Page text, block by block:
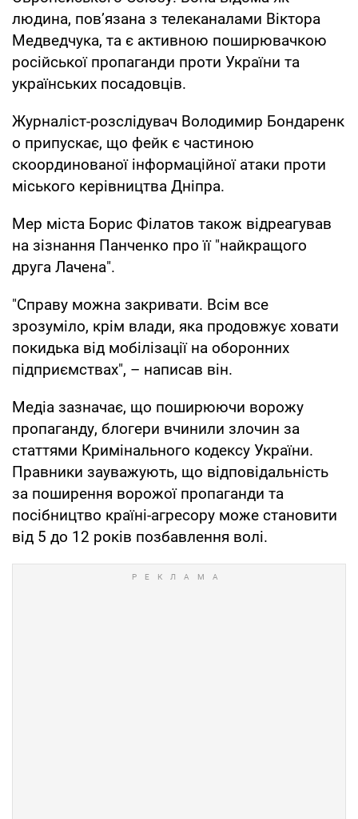
людина, пов’язана з телеканалами Віктора
Медведчука, та є активною поширювачкою
російської пропаганди проти України та
українських посадовців.
Журналіст-розслідувач Володимир Бондаренк
о припускає, що фейк є частиною
скоординованої інформаційної атаки проти
міського керівництва Дніпра.
Мер міста Борис Філатов також відреагував
на зізнання Панченко про її "найкращого
друга Лачена".
"Справу можна закривати. Всім все
зрозуміло, крім влади, яка продовжує ховати
покидька від мобілізації на оборонних
підприємствах", – написав він.
Медіа зазначає, що поширюючи ворожу
пропаганду, блогери вчинили злочин за
статтями Кримінального кодексу України.
Правники зауважують, що відповідальність
за поширення ворожої пропаганди та
посібництво країні-агресору може становити
від 5 до 12 років позбавлення волі.